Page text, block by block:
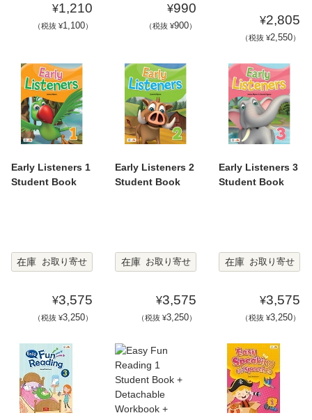
¥1,210
（税抜 ¥1,100）
¥990
（税抜 ¥900） ¥2,805
（税抜 ¥2,550）
Early Listeners 1
Student Book
在庫 お取り寄せ
¥3,575
（税抜 ¥3,250）
Early Listeners 2
Student Book
在庫 お取り寄せ
¥3,575
（税抜 ¥3,250）
Early Listeners 3
Student Book
在庫 お取り寄せ
¥3,575
（税抜 ¥3,250）